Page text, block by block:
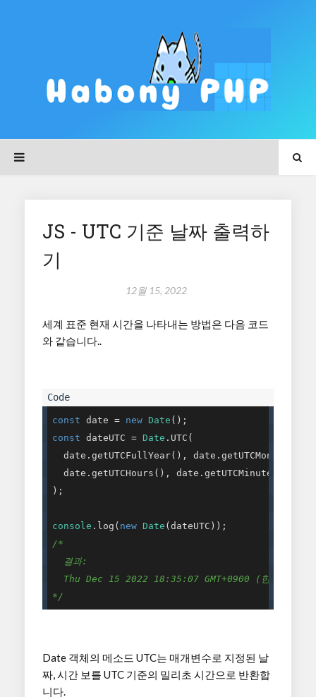
JS - UTC 기준 날짜 출력하
기
12월 15, 2022
세계 표준 현재 시간을 나타내는 방법은 다음 코드
와 같습니다..
const date = new Date
const dateUTC = Date .UTC(
date.getUTCFullYear(), date.getUTCMonth(),
date.getUTCHours(), date.getUTCMinutes(),
);
console .log( new Date
/*
  결과:
Thu Dec 15 2022 18:35:07 GMT+0900 (한국 표준시
*/
Date 객체의 메소드 UTC는 매개변수로 지정된 날
짜, 시간 보를 UTC 기준의 밀리초 시간으로 반환합
니다.